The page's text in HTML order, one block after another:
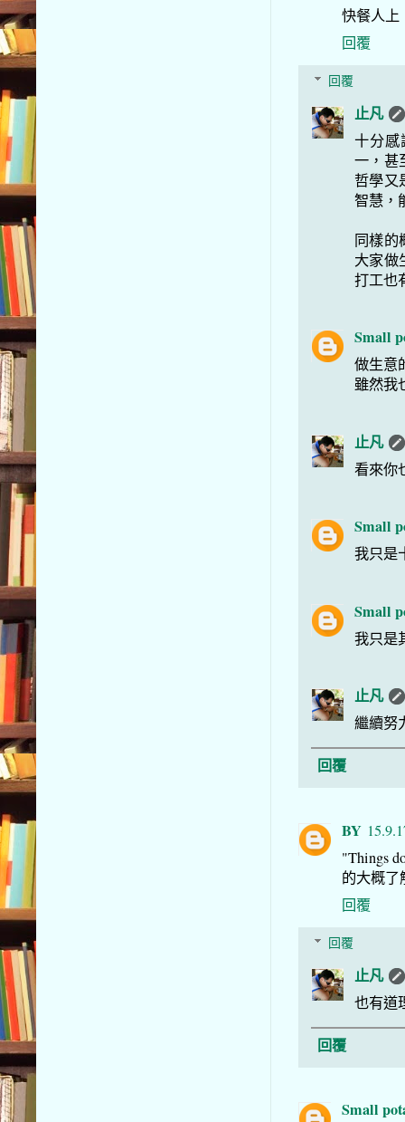
快餐人上
回覆
回覆
止凡
十分感
一，甚
哲學又
智慧，
同樣的
大家做
打工也
Small
做生意
雖然我
止凡
看來你
Small
我只是
Small
我只是
止凡
繼續努
回覆
BY
"Things
的大概
回覆
回覆
止凡
也有道
回覆
Small